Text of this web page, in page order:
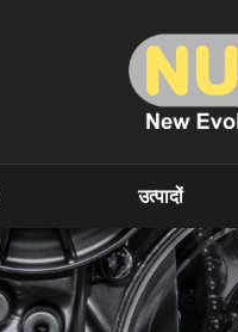
उत्पादों